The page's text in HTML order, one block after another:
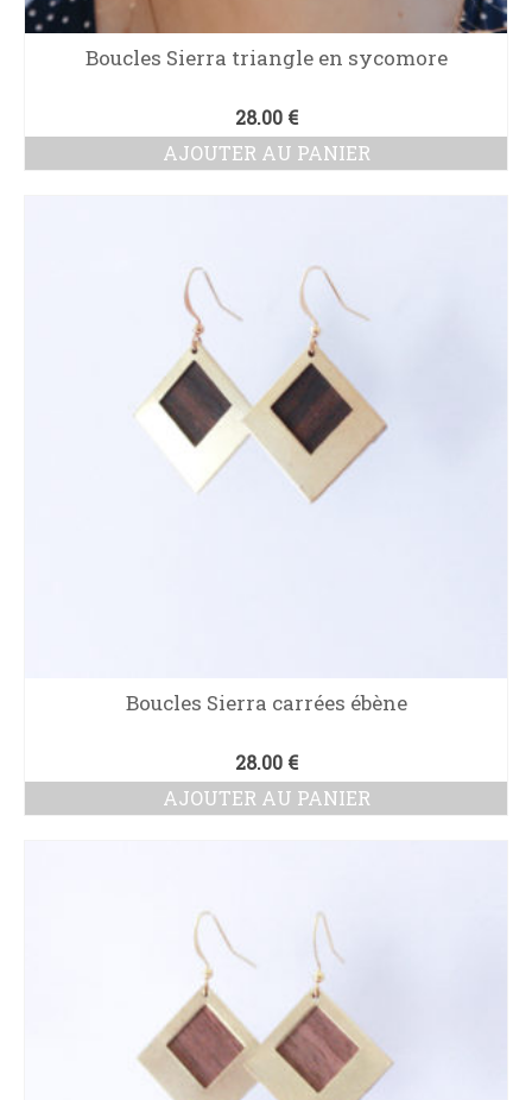
Boucles Sierra triangle en sycomore
28.00 €
AJOUTER AU PANIER
Boucles Sierra carrées ébène
28.00 €
AJOUTER AU PANIER